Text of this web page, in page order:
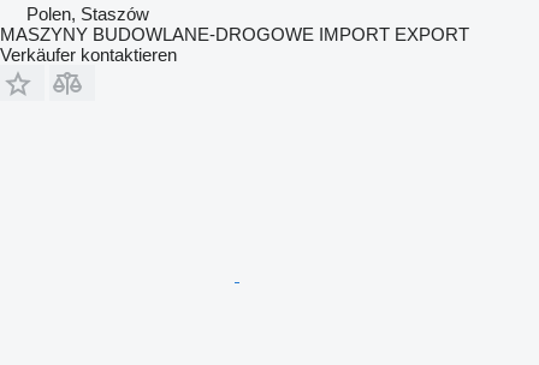
Polen, Staszów
MASZYNY BUDOWLANE-DROGOWE IMPORT EXPORT
Verkäufer kontaktieren